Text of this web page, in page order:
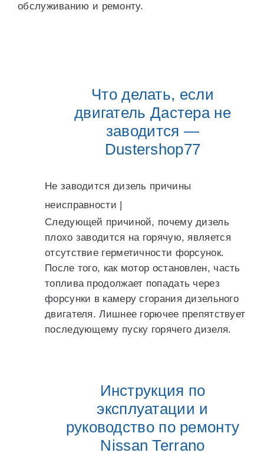
обслуживанию и ремонту.
Что делать, если
двигатель Дастера не
заводится —
Dustershop77
Не заводится дизель причины
неисправности |
Следующей причиной, почему дизель
плохо заводится на горячую, является
отсутствие герметичности форсунок.
После того, как мотор остановлен, часть
топлива продолжает попадать через
форсунки в камеру сгорания дизельного
двигателя. Лишнее горючее препятствует
последующему пуску горячего дизеля.
Инструкция по
эксплуатации и
руководство по ремонту
Nissan Terrano